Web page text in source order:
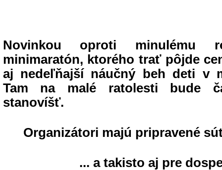
Novinkou oproti minulému
minimaratón, ktorého trať pôjde
aj nedeľňajší náučný beh deti v
Tam na malé ratolesti bude
stanovíšť.
Organizátori majú pripravené
... a takisto aj pre